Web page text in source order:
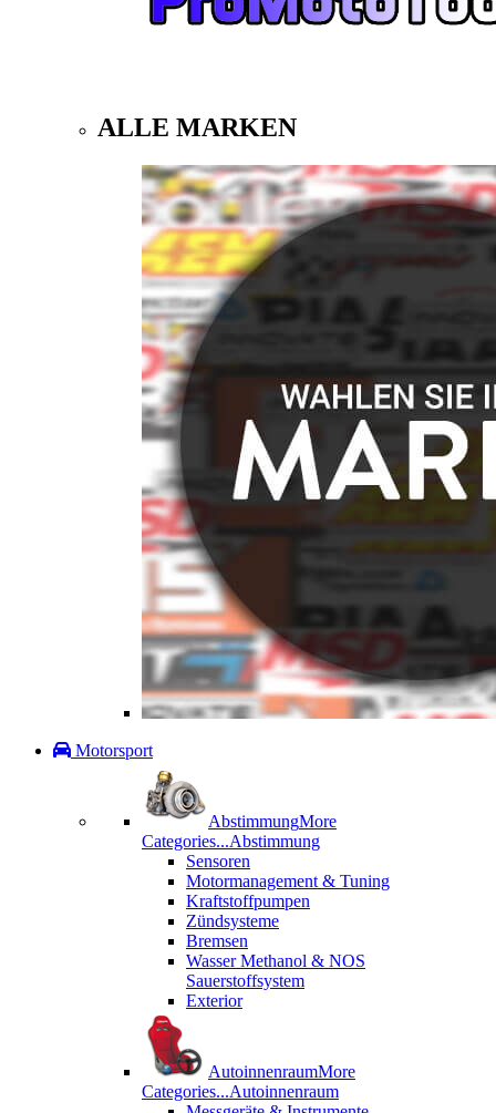
ALLE MARKEN
Motorsport
AbstimmungMore
Categories...Abstimmung
Sensoren
Motormanagement & Tuning
Kraftstoffpumpen
Zündsysteme
Bremsen
Wasser Methanol & NOS
Sauerstoffsystem
Exterior
AutoinnenraumMore
Categories...Autoinnenraum